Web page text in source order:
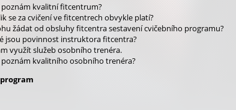
poznám kvalitní fitcentrum?
se za cvičení ve fitcentrech obvykle platí?
žádat od obsluhy fitcentra sestavení cvičebního programu?
jsou povinnost instruktora fitcentra?
využít služeb osobního trenéra.
poznám kvalitního osobního trenéra?